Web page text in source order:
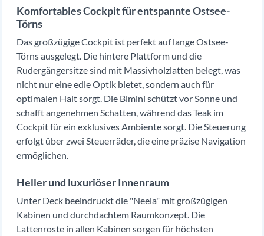
Komfortables Cockpit für entspannte Ostsee-
Törns
Das großzügige Cockpit ist perfekt auf lange Ostsee-
Törns ausgelegt. Die hintere Plattform und die
Rudergängersitze sind mit Massivholzlatten belegt, was
nicht nur eine edle Optik bietet, sondern auch für
optimalen Halt sorgt. Die Bimini schützt vor Sonne und
schafft angenehmen Schatten, während das Teak im
Cockpit für ein exklusives Ambiente sorgt. Die Steuerung
erfolgt über zwei Steuerräder, die eine präzise Navigation
ermöglichen.
Heller und luxuriöser Innenraum
Unter Deck beeindruckt die "Neela" mit großzügigen
Kabinen und durchdachtem Raumkonzept. Die
Lattenroste in allen Kabinen sorgen für höchsten